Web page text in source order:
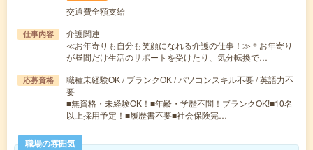
交通費全額支給
仕事内容
介護関連
≪お年寄りも自分も笑顔になれる介護の仕事！≫＊お年寄り
が昼間だけ生活のサポートを受けたり、気分転換で…
応募資格
職種未経験OK / ブランクOK / パソコンスキル不要 / 英語力不
要
■無資格・未経験OK！■年齢・学歴不問！ブランクOK!■10名
以上採用予定！■履歴書不要■社会保険完…
職場の雰囲気